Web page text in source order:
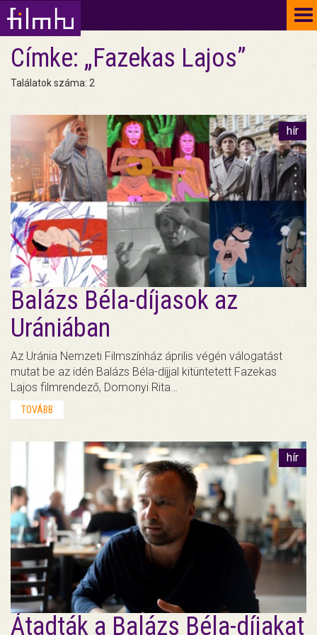
Címke: „Fazekas Lajos”
Találatok száma: 2
hír
Balázs Béla-díjasok az
Urániában
Az Uránia Nemzeti Filmszínház április végén válogatást
mutat be az idén Balázs Béla-díjjal kitüntetett Fazekas
Lajos filmrendező, Domonyi Rita…
TOVÁBB
hír
Átadták a Balázs Béla-díjakat